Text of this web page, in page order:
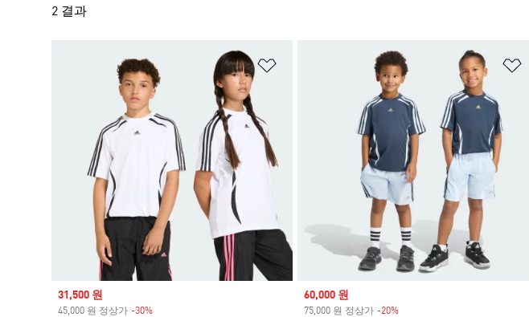
2 결과
Sale price
31,500 원
45,000 원 정상가 -30%
Sale price
60,000 원
75,000 원 정상가 -20%Discount